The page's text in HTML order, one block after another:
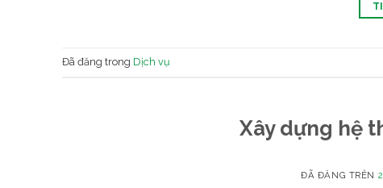
Đã đăng trong Dịch vụ
Xây dựng hệ
ĐÃ ĐĂNG TRÊN